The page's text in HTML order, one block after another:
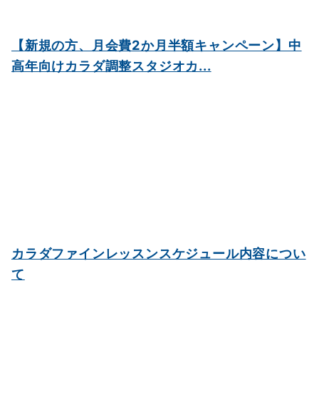
【新規の方、月会費2か月半額キャンペーン】中
高年向けカラダ調整スタジオカ...
カラダファインレッスンスケジュール内容につい
て